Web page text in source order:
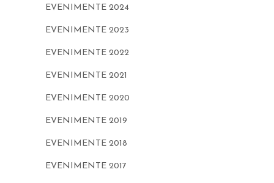
EVENIMENTE 2024
EVENIMENTE 2023
EVENIMENTE 2022
EVENIMENTE 2021
EVENIMENTE 2020
EVENIMENTE 2019
EVENIMENTE 2018
EVENIMENTE 2017